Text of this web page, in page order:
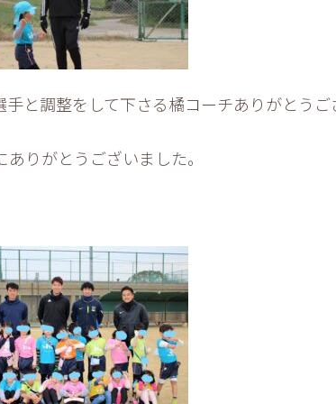
と調整をして下さる橘コーチありがとうご
りがとうございました。